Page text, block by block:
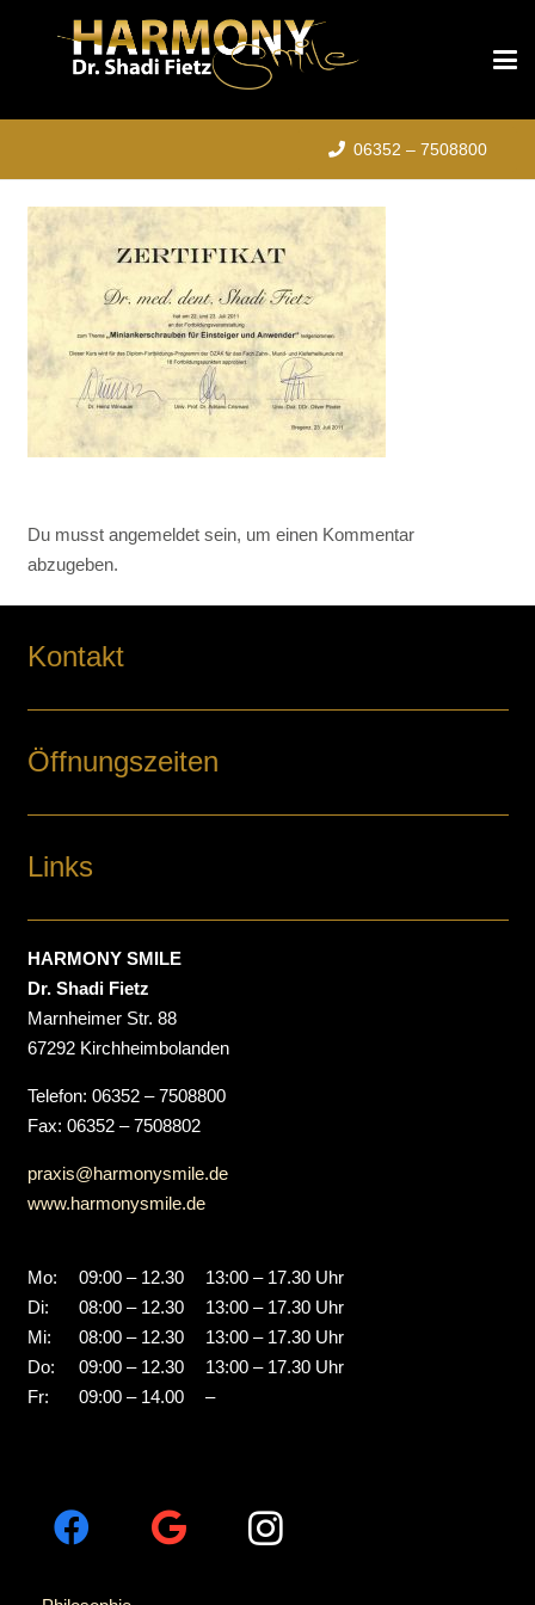
06352 – 7508800
Du musst angemeldetsein, um einen Kommentar
abzugeben.
Kontakt
Öffnungszeiten
Links
HARMONY SMILE
Dr. Shadi Fietz
Marnheimer Str. 88
67292 Kirchheimbolanden
Telefon: 06352 – 7508800
Fax: 06352 – 7508802
praxis@harmonysmile.de
www.harmonysmile.de
Mo:
Di:
Mi:
Do:
Fr:
09:00 – 12.30
08:00 – 12.30
08:00 – 12.30
09:00 – 12.30
09:00 – 14.00
13:00 – 17.30 Uhr
13:00 – 17.30 Uhr
13:00 – 17.30 Uhr
13:00 – 17.30 Uhr
–